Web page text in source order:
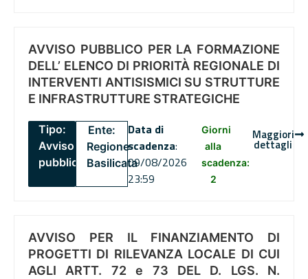
AVVISO PUBBLICO PER LA FORMAZIONE
DELL’ ELENCO DI PRIORITÀ REGIONALE DI
INTERVENTI ANTISISMICI SU STRUTTURE
E INFRASTRUTTURE STRATEGICHE
Tipo:
Avviso
pubblico
Ente:
Regione
Basilicata
Data di
scadenza:
09/08/2026
23:59
Giorni
alla
scadenza:
2
Maggiori
dettagli
AVVISO PER IL FINANZIAMENTO DI
PROGETTI DI RILEVANZA LOCALE DI CUI
AGLI ARTT. 72 e 73 DEL D. LGS. N.